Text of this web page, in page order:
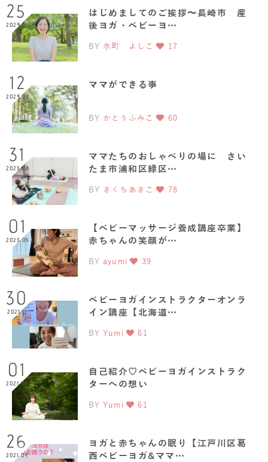
25
2024.11
はじめましてのご挨拶〜長崎市 産
後ヨガ・ベビーヨ…
BY 水町 よしこ 17
12
2024.03
ママができる事
BY かとうふみこ 60
31
2023.08
ママたちのおしゃべりの場に さい
たま市浦和区緑区…
BY きくちあきこ 78
01
2023.05
【ベビーマッサージ養成講座卒業】
赤ちゃんの笑顔が…
BY ayumi 39
30
2021.11
ベビーヨガインストラクターオンラ
イン講座【北海道…
BY Yumi 61
01
2021.06
自己紹介♡ベビーヨガインストラク
ターへの想い
BY Yumi 61
26
2021.04
ヨガと赤ちゃんの眠り【江戸川区葛
西ベビーヨガ&ママ…